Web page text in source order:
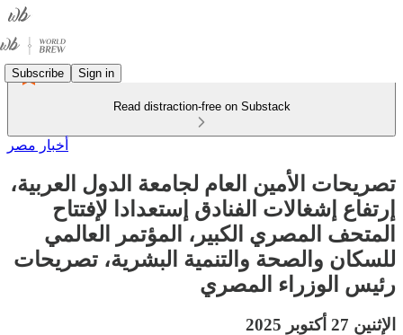
Subscribe Sign in
Read distraction-free on Substack
أخبار مصر
تصريحات الأمين العام لجامعة الدول العربية،
إرتفاع إشغالات الفنادق إستعدادا لإفتتاح
المتحف المصري الكبير، المؤتمر العالمي
للسكان والصحة والتنمية البشرية، تصريحات
رئيس الوزراء المصري
الإثنين 27 أكتوبر 2025